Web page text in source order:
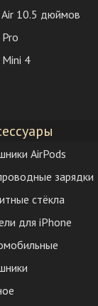
Air 10.5 дюймов
Mini 4
AirPods
зарядки
стёкла
для iPhone